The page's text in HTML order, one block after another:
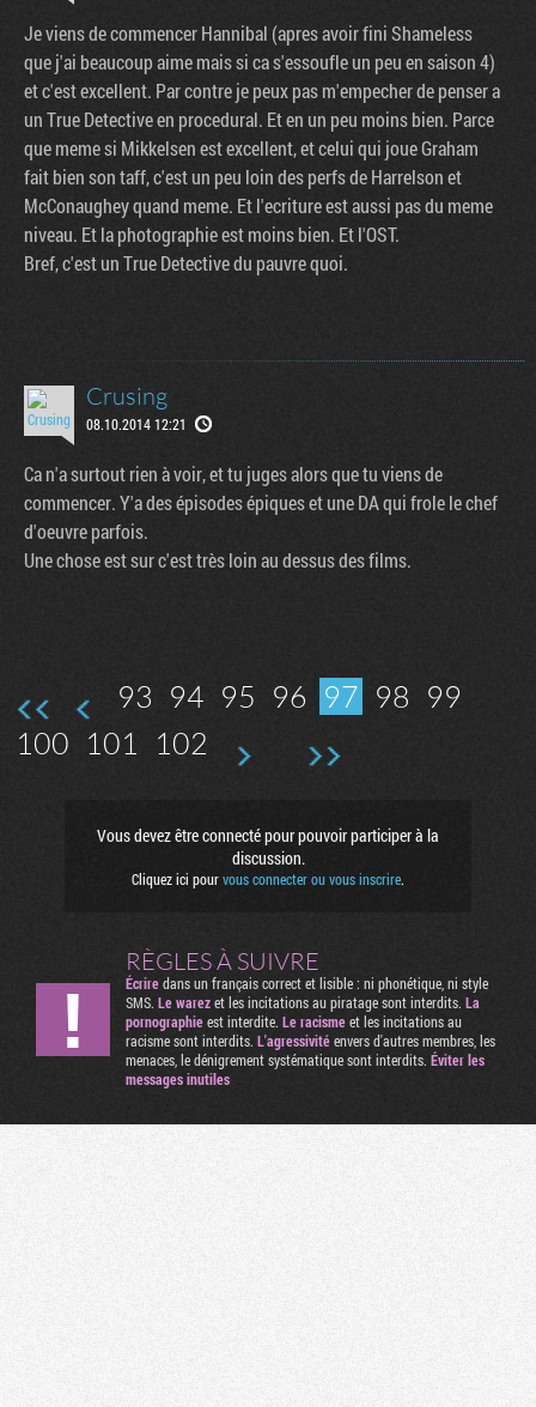
Je viens de commencer Hannibal (apres avoir fini Shameless
que j'ai beaucoup aime mais si ca s'essoufle un peu en saison 4)
et c'est excellent. Par contre je peux pas m'empecher de penser a
un True Detective en procedural. Et en un peu moins bien. Parce
que meme si Mikkelsen est excellent, et celui qui joue Graham
fait bien son taff, c'est un peu loin des perfs de Harrelson et
McConaughey quand meme. Et l'ecriture est aussi pas du meme
niveau. Et la photographie est moins bien. Et l'OST.
Bref, c'est un True Detective du pauvre quoi.
Crusing
08.10.2014 12:21
Ca n'a surtout rien à voir, et tu juges alors que tu viens de
commencer. Y'a des épisodes épiques et une DA qui frole le chef
d'oeuvre parfois.
Une chose est sur c'est très loin au dessus des films.
93 94 95 96 97 98 99
100 101 102
Vous devez être connecté pour pouvoir participer à la
discussion.
Cliquez ici pourvous connecter ou vous inscrire.
RÈGLES À SUIVRE
Écriredans un français correct et lisible : ni phonétique, ni style
SMS. Le warezet les incitations au piratage sont interdits. La
pornographieest interdite. Le racismeet les incitations au
racisme sont interdits. L'agressivitéenvers d'autres membres, les
menaces, le dénigrement systématique sont interdits. Éviter les
messages inutiles